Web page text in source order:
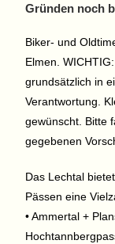
Gründen noch
Biker- und
Elmen.
grundsätzlich in
Verantwortung.
gewünscht. Bitte
gegebenen
Das Lechtal
Pässen eine
• Ammertal +